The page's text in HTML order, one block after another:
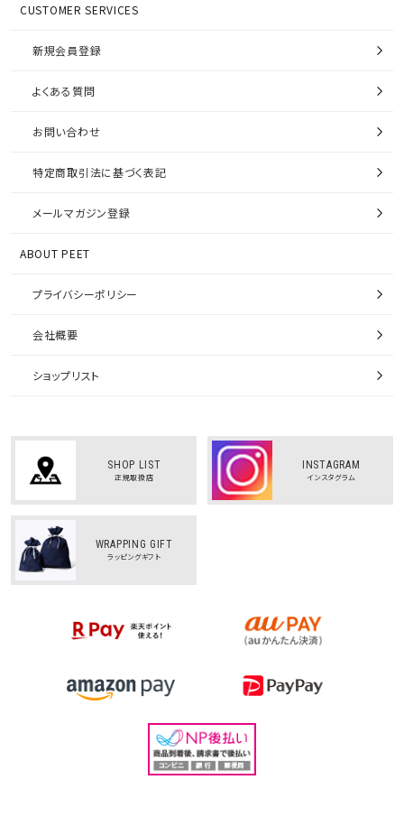
CUSTOMER SERVICES
新規会員登録
よくある質問
お問い合わせ
特定商取引法に基づく表記
メールマガジン登録
ABOUT PEET
プライバシーポリシー
会社概要
ショップリスト
SHOP LIST
正規取扱店
INSTAGRAM
インスタグラム
WRAPPING GIFT
ラッピングギフト